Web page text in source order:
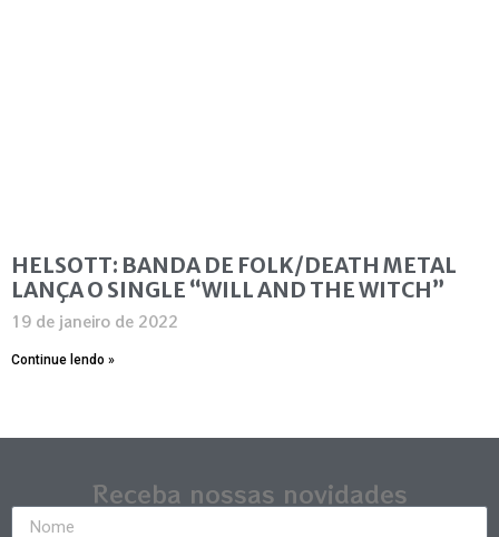
HELSOTT: BANDA DE FOLK/DEATH METAL
LANÇA O SINGLE “WILL AND THE WITCH”
19 de janeiro de 2022
Continue lendo »
Receba nossas novidades